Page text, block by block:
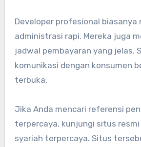
Developer profesional biasanya
administrasi rapi. Mereka juga
jadwal pembayaran yang jelas.
komunikasi dengan konsumen
terbuka.
Jika Anda mencari referensi
terpercaya, kunjungi situs
syariah terpercaya. Situs